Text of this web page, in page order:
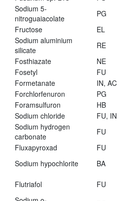
Sodium 5-
nitroguaiacolate
PG
Fructose
EL
Sodium aluminium
silicate
RE
Fosthiazate
NE
Fosetyl
FU
Formetanate
IN, AC
Forchlorfenuron
PG
Foramsulfuron
HB
Sodium chloride
FU, IN
Sodium hydrogen
carbonate
FU
Fluxapyroxad
FU
Sodium hypochlorite
BA
Flutriafol
FU